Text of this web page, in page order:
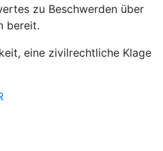
zu Beschwerden über
bereit.
eine zivilrechtliche Klage